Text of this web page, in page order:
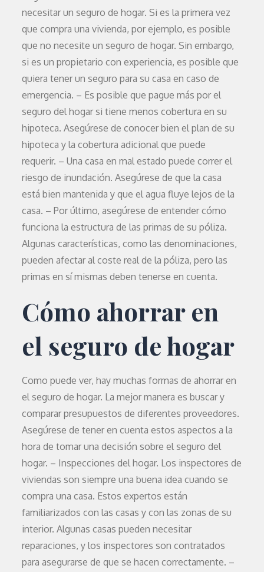
necesitar un seguro de hogar. Si es la primera vez
que compra una vivienda, por ejemplo, es posible
que no necesite un seguro de hogar. Sin embargo,
si es un propietario con experiencia, es posible que
quiera tener un seguro para su casa en caso de
emergencia. – Es posible que pague más por el
seguro del hogar si tiene menos cobertura en su
hipoteca. Asegúrese de conocer bien el plan de su
hipoteca y la cobertura adicional que puede
requerir. – Una casa en mal estado puede correr el
riesgo de inundación. Asegúrese de que la casa
está bien mantenida y que el agua fluye lejos de la
casa. – Por último, asegúrese de entender cómo
funciona la estructura de las primas de su póliza.
Algunas características, como las denominaciones,
pueden afectar al coste real de la póliza, pero las
primas en sí mismas deben tenerse en cuenta.
Cómo ahorrar en
el seguro de hogar
Como puede ver, hay muchas formas de ahorrar en
el seguro de hogar. La mejor manera es buscar y
comparar presupuestos de diferentes proveedores.
Asegúrese de tener en cuenta estos aspectos a la
hora de tomar una decisión sobre el seguro del
hogar. – Inspecciones del hogar. Los inspectores de
viviendas son siempre una buena idea cuando se
compra una casa. Estos expertos están
familiarizados con las casas y con las zonas de su
interior. Algunas casas pueden necesitar
reparaciones, y los inspectores son contratados
para asegurarse de que se hacen correctamente. –